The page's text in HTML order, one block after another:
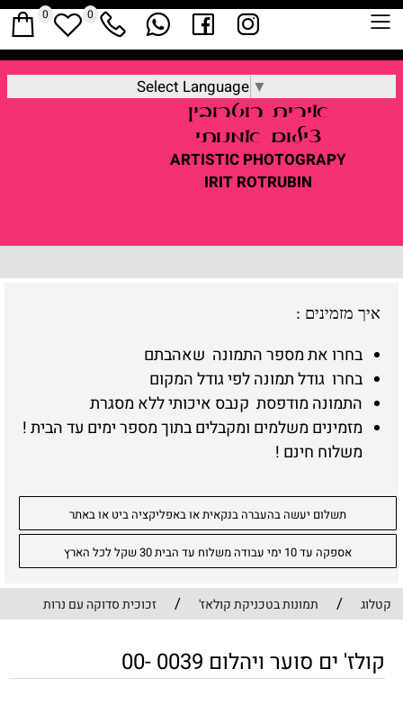
Select Language ▼
אירית רוטרובין
צילום אמנותי
ARTISTIC PHOTOGRAPY
IRIT ROTRUBIN
0 0
איך מזמינים :
בחרו את מספר התמונה שאהבתם
בחרו גודל תמונה לפי גודל המקום
התמונה מודפסת קנבס איכותי ללא מסגרת
מזמינים משלמים ומקבלים בתוך מספר ימים עד הבית !
משלוח חינם !
תשלום יעשה בהעברה בנקאית או באפליקציה ביט או באתר
אספקה עד 10 ימי עבודה משלוח עד הבית 30 שקל לכל הארץ
קטלוג / תמונות בטכניקת קולאז' / זכוכית סדוקה עם נרות
קולז' ים סוער ויהלום 0039 -00